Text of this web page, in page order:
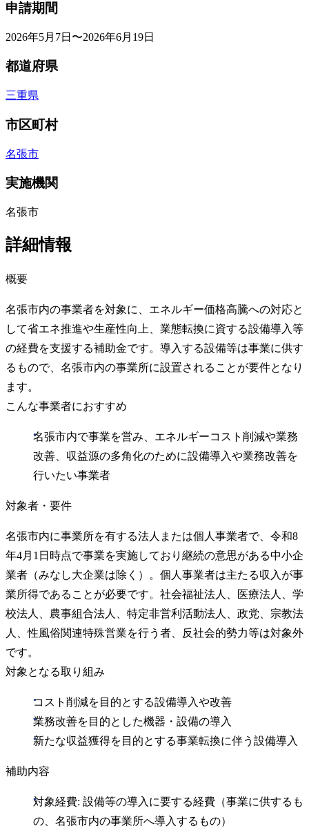
申請期間
2026年5月7日〜2026年6月19日
都道府県
三重県
市区町村
名張市
実施機関
名張市
詳細情報
概要
名張市内の事業者を対象に、エネルギー価格高騰への対応と
して省エネ推進や生産性向上、業態転換に資する設備導入等
の経費を支援する補助金です。導入する設備等は事業に供す
るもので、名張市内の事業所に設置されることが要件となり
ます。
こんな事業者におすすめ
名張市内で事業を営み、エネルギーコスト削減や業務
改善、収益源の多角化のために設備導入や業務改善を
行いたい事業者
対象者・要件
名張市内に事業所を有する法人または個人事業者で、令和8
年4月1日時点で事業を実施しており継続の意思がある中小企
業者（みなし大企業は除く）。個人事業者は主たる収入が事
業所得であることが必要です。社会福祉法人、医療法人、学
校法人、農事組合法人、特定非営利活動法人、政党、宗教法
人、性風俗関連特殊営業を行う者、反社会的勢力等は対象外
です。
対象となる取り組み
コスト削減を目的とする設備導入や改善
業務改善を目的とした機器・設備の導入
新たな収益獲得を目的とする事業転換に伴う設備導入
補助内容
対象経費: 設備等の導入に要する経費（事業に供するも
の、名張市内の事業所へ導入するもの）